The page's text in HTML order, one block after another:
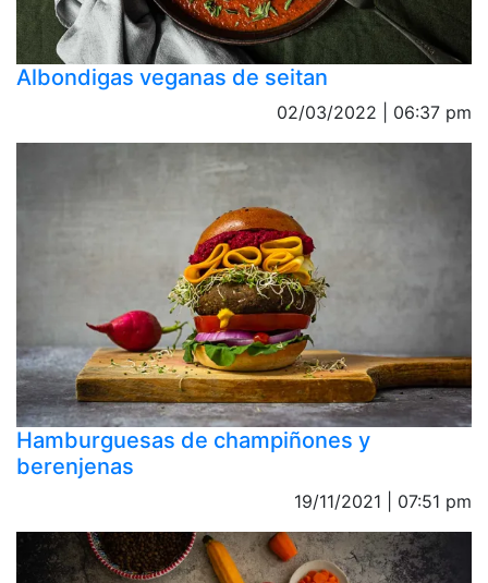
Albondigas veganas de seitan
02/03/2022 | 06:37 pm
Hamburguesas de champiñones y
berenjenas
19/11/2021 | 07:51 pm